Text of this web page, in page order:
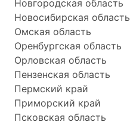
Новгородская область
Новосибирская область
Омская область
Оренбургская область
Орловская область
Пензенская область
Пермский край
Приморский край
Псковская область